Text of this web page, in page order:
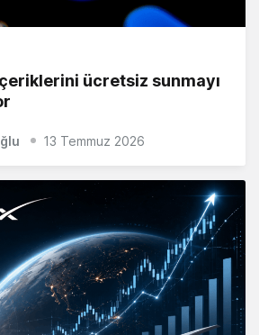
ücretsiz sunmayı
13 Temmuz 2026